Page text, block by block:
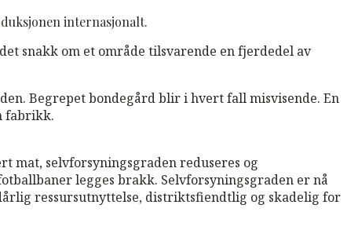
internasjonalt.
snakk om et område tilsvarende en fjerdedel av
Begrepet bondegård blir i hvert fall misvisende. En
fabrikk.
mat, selvforsyningsgraden reduseres og
legges brakk. Selvforsyningsgraden er nå
ressursutnyttelse, distriktsfiendtlig og skadelig for